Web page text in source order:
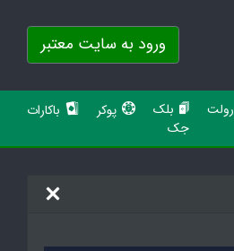
ورود به سایت معتبر
رولت
بلک
جک
پوکر باکارات